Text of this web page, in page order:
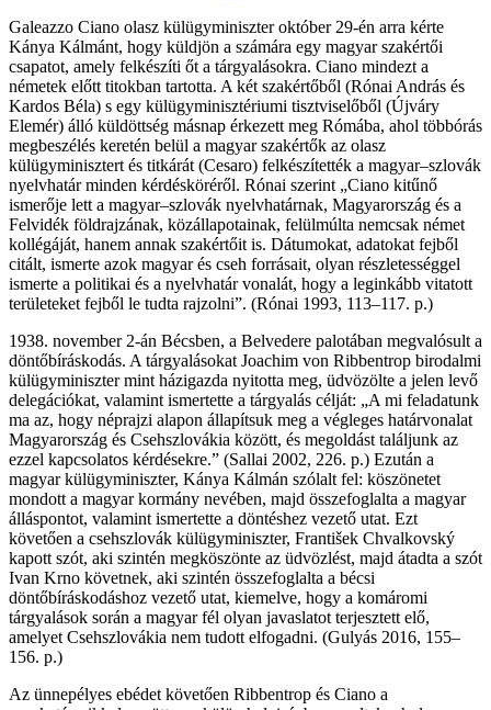
Galeazzo Ciano olasz külügyminiszter október 29-én arra kérte
Kánya Kálmánt, hogy küldjön a számára egy magyar szakértői
csapatot, amely felkészíti őt a tárgyalásokra. Ciano mindezt a
németek előtt titokban tartotta. A két szakértőből (Rónai András és
Kardos Béla) s egy külügyminisztériumi tisztviselőből (Újváry
Elemér) álló küldöttség másnap érkezett meg Rómába, ahol többórás
megbeszélés keretén belül a magyar szakértők az olasz
külügyminisztert és titkárát (Cesaro) felkészítették a magyar–szlovák
nyelvhatár minden kérdésköréről. Rónai szerint „Ciano kitűnő
ismerője lett a magyar–szlovák nyelvhatárnak, Magyarország és a
Felvidék földrajzának, közállapotainak, felülmúlta nemcsak német
kollégáját, hanem annak szakértőit is. Dátumokat, adatokat fejből
citált, ismerte azok magyar és cseh forrásait, olyan részletességgel
ismerte a politikai és a nyelvhatár vonalát, hogy a leginkább vitatott
területeket fejből le tudta rajzolni”. (Rónai 1993, 113–117. p.)
1938. november 2-án Bécsben, a Belvedere palotában megvalósult a
döntőbíráskodás. A tárgyalásokat Joachim von Ribbentrop birodalmi
külügyminiszter mint házigazda nyitotta meg, üdvözölte a jelen levő
delegációkat, valamint ismertette a tárgyalás célját: „A mi feladatunk
ma az, hogy néprajzi alapon állapítsuk meg a végleges határvonalat
Magyarország és Csehszlovákia között, és megoldást találjunk az
ezzel kapcsolatos kérdésekre.” (Sallai 2002, 226. p.) Ezután a
magyar külügyminiszter, Kánya Kálmán szólalt fel: köszönetet
mondott a magyar kormány nevében, majd összefoglalta a magyar
álláspontot, valamint ismertette a döntéshez vezető utat. Ezt
követően a csehszlovák külügyminiszter, František Chvalkovský
kapott szót, aki szintén megköszönte az üdvözlést, majd átadta a szót
Ivan Krno követnek, aki szintén összefoglalta a bécsi
döntőbíráskodáshoz vezető utat, kiemelve, hogy a komáromi
tárgyalások során a magyar fél olyan javaslatot terjesztett elő,
amelyet Csehszlovákia nem tudott elfogadni. (Gulyás 2016, 155–
156. p.)
Az ünnepélyes ebédet követően Ribbentrop és Ciano a